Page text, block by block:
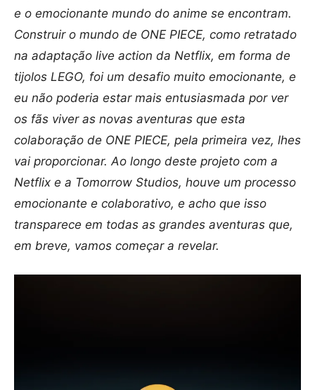
e o emocionante mundo do anime se encontram.
Construir o mundo de ONE PIECE, como retratado
na adaptação live action da Netflix, em forma de
tijolos LEGO, foi um desafio muito emocionante, e
eu não poderia estar mais entusiasmada por ver
os fãs viver as novas aventuras que esta
colaboração de ONE PIECE, pela primeira vez, lhes
vai proporcionar. Ao longo deste projeto com a
Netflix e a Tomorrow Studios, houve um processo
emocionante e colaborativo, e acho que isso
transparece em todas as grandes aventuras que,
em breve, vamos começar a revelar.